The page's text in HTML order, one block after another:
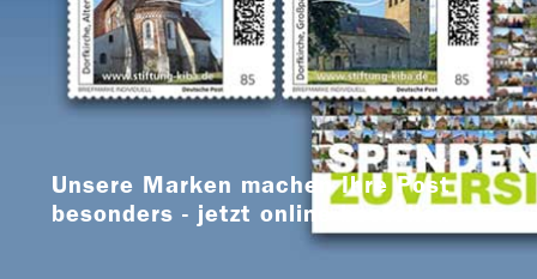
Unsere Marken machen Ihre Post
besonders - jetzt online bestellen